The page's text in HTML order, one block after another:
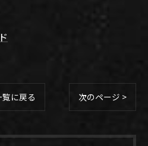
覧に戻る 次のページ >